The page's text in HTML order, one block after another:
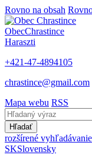
Rovno na obsah
ObecChrastince
Haraszti
+421-47-4894105
chrastince@gmail.com
Mapa webu RSS
Hľadať
rozšírené vyhľadávanie
SKSlovensky